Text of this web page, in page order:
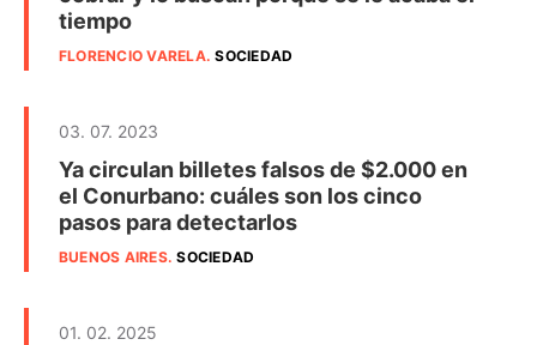
tiempo
FLORENCIO VARELA.SOCIEDAD
03. 07. 2023
Ya circulan billetes falsos de $2.000 en
el Conurbano: cuáles son los cinco
pasos para detectarlos
BUENOS AIRES.SOCIEDAD
01. 02. 2025